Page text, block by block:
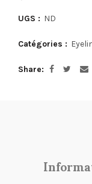
UGS : ND
Catégories :
Share